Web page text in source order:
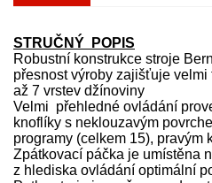
STRUČNÝ
POPIS
Robustní konstrukce stroje
přesnost výroby zajišťuje
až 7 vrstev džínoviny
Velmi přehledné ovládání
knoflíky s neklouzavým
programy (celkem 15), pravým
Zpátkovací páčka je umístěna
z hlediska ovládání optimální